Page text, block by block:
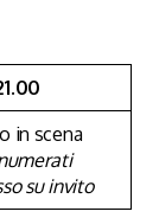
in scena
su invito